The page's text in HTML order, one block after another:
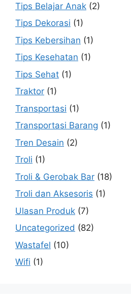
Tips Belajar Anak (2)
Tips Dekorasi (1)
Tips Kebersihan (1)
Tips Kesehatan (1)
Tips Sehat (1)
Traktor (1)
Transportasi (1)
Transportasi Barang (1)
Tren Desain (2)
Troli (1)
Troli & Gerobak Bar (18)
Troli dan Aksesoris (1)
Ulasan Produk (7)
Uncategorized (82)
Wastafel (10)
Wifi (1)